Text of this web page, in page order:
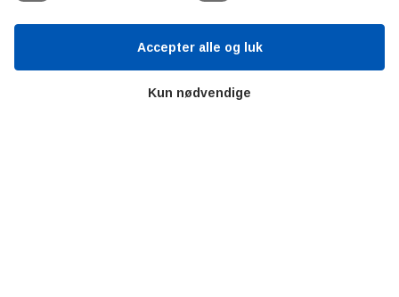
Værd at besøge
Kun nødvendige
Accepter alle og luk